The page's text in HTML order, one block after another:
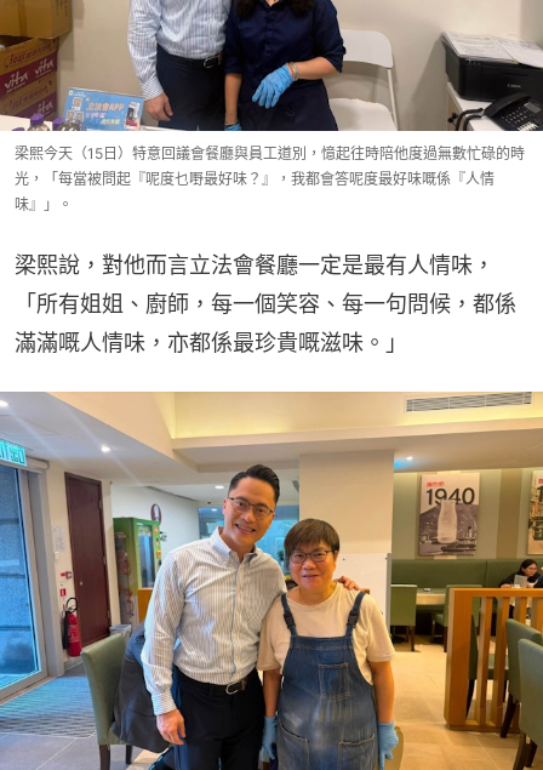
梁熙今天（15日）特意回議會餐廳與員工道別，憶起往時陪他度過無數忙碌的時
光，「每當被問起『呢度乜嘢最好味？』，我都會答呢度最好味嘅係『人情
味』」。
梁熙說，對他而言立法會餐廳一定是最有人情味，
「所有姐姐、廚師，每一個笑容、每一句問候，都係
滿滿嘅人情味，亦都係最珍貴嘅滋味。」